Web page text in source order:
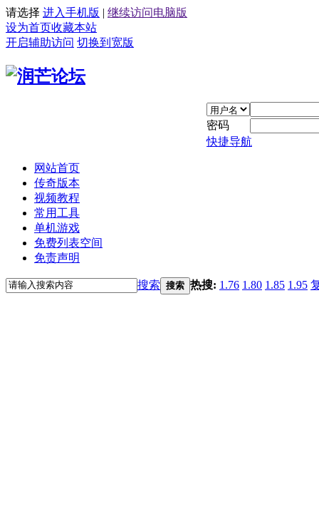
请选择 进入手机版 | 继续访问电脑版
设为首页收藏本站
开启辅助访问 切换到宽版
密码
快捷导航
网站首页
传奇版本
视频教程
常用工具
单机游戏
免费列表空间
免责声明
搜索 搜索 热搜: 1.76 1.80 1.85 1.95